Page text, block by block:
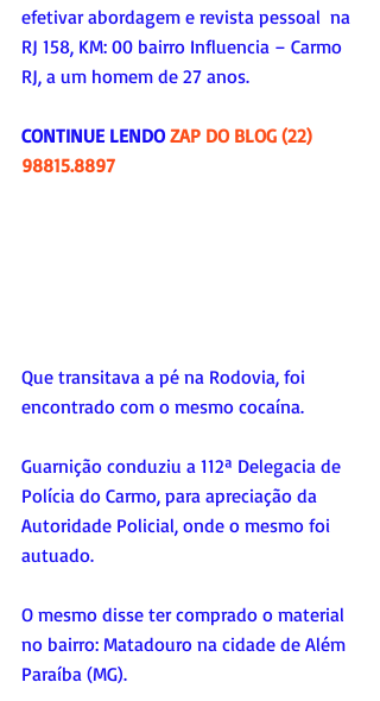
efetivar abordagem e revista pessoal  na
RJ 158, KM: 00 bairro Influencia – Carmo
RJ, a um homem de 27 anos.
CONTINUE LENDO ZAP DO BLOG (22)
98815.8897
Que transitava a pé na Rodovia, foi
encontrado com o mesmo cocaína.
Guarnição conduziu a 112ª Delegacia de
Polícia do Carmo, para apreciação da
Autoridade Policial, onde o mesmo foi
autuado.
O mesmo disse ter comprado o material
no bairro: Matadouro na cidade de Além
Paraíba (MG).